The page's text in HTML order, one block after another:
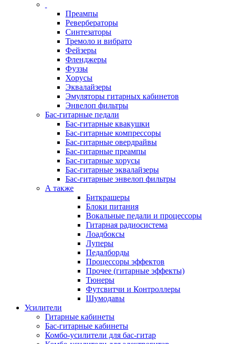
Преампы
Ревербераторы
Синтезаторы
Тремоло и вибрато
Фейзеры
Фленджеры
Фуззы
Хорусы
Эквалайзеры
Эмуляторы гитарных кабинетов
Энвелоп фильтры
Бас-гитарные педали
Бас-гитарные квакушки
Бас-гитарные компрессоры
Бас-гитарные овердрайвы
Бас-гитарные преампы
Бас-гитарные хорусы
Бас-гитарные эквалайзеры
Бас-гитарные энвелоп фильтры
А также
Биткрашеры
Блоки питания
Вокальные педали и процессоры
Гитарная радиосистема
Лоадбоксы
Луперы
Педалборды
Процессоры эффектов
Прочее (гитарные эффекты)
Тюнеры
Футсвитчи и Контроллеры
Шумодавы
Усилители
Гитарные кабинеты
Бас-гитарные кабинеты
Комбо-усилители для бас-гитар